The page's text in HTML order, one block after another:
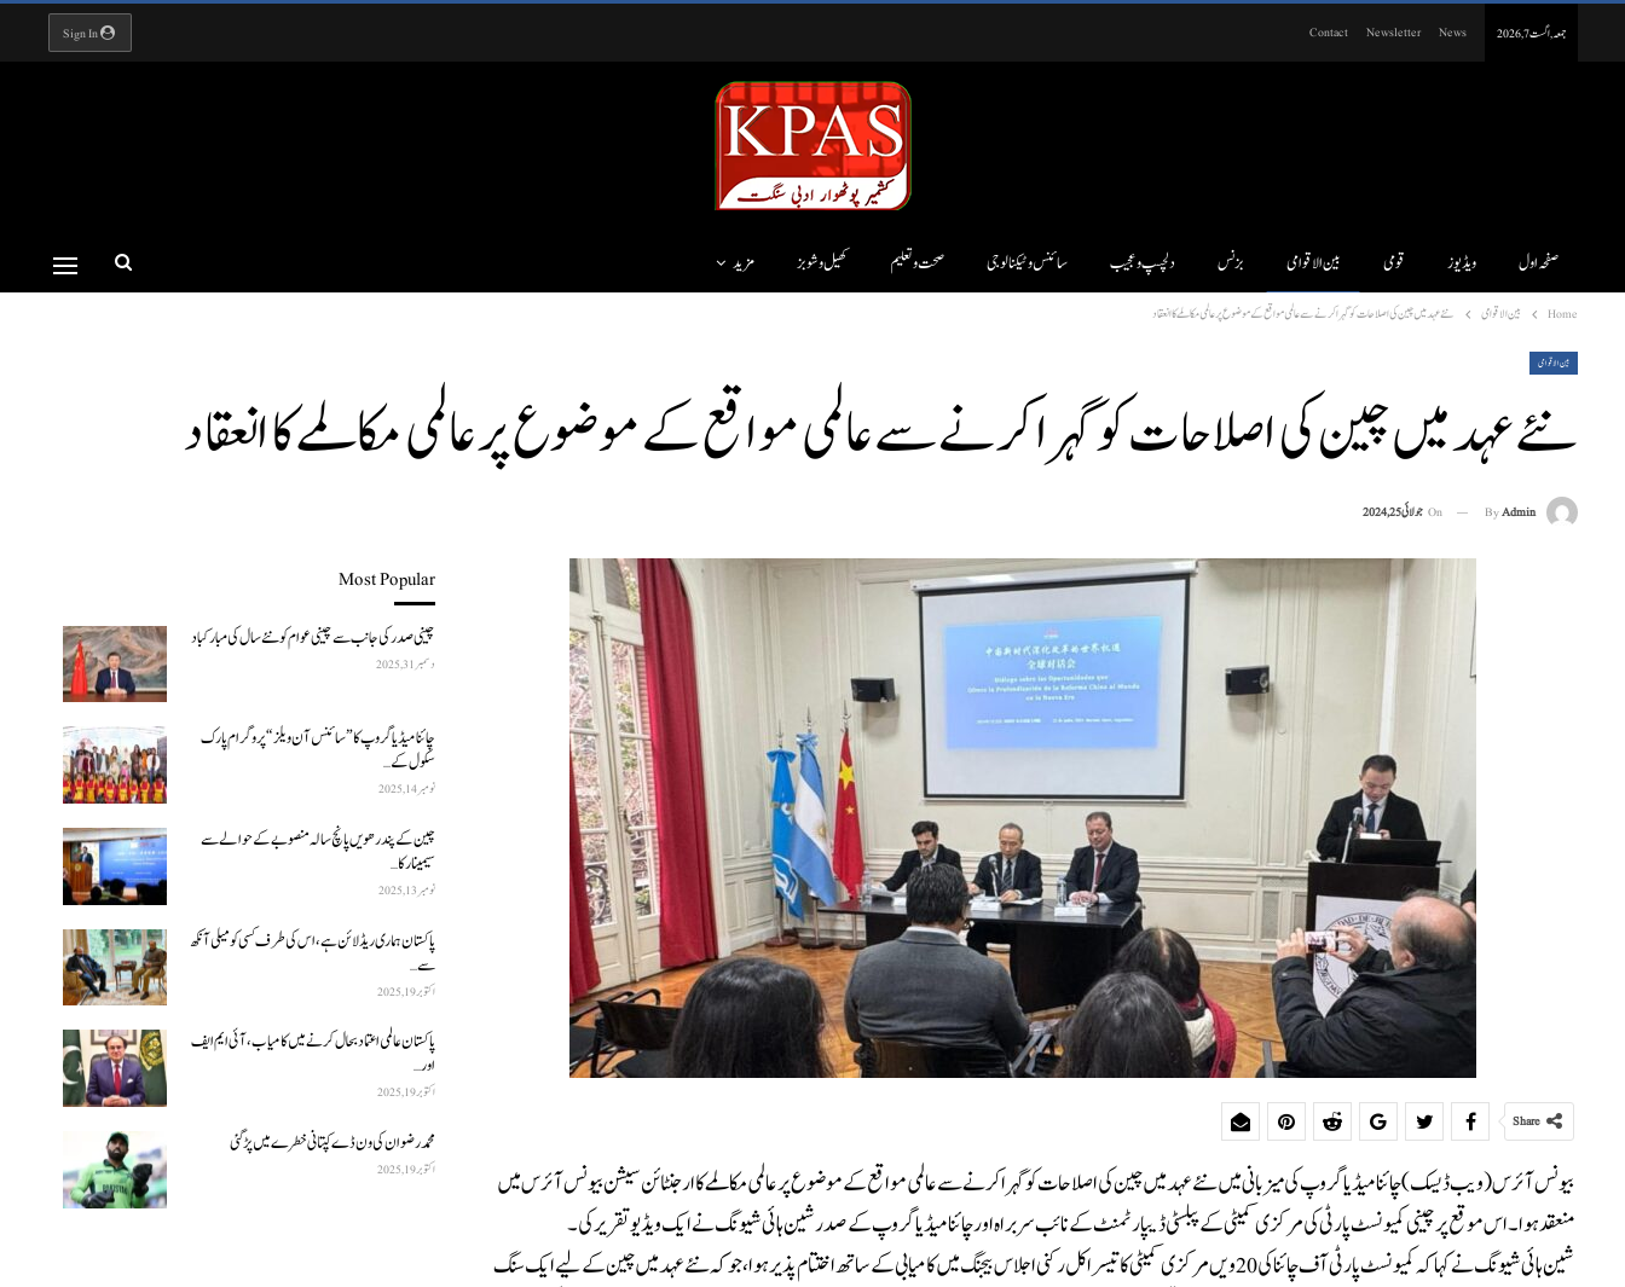
Sign In جمعہ, اگست 7, 2026 News
Newsletter
Contact
صفحہ اول ویڈیوز قومی بین الاقوامی بزنس دلچسپ و عجیب سائنس وٹیکنالوجی صحت و تعلیم کھیل و شوبز مزید
Home بین الاقوامی نئے عہد میں چین کی اصلاحات کو گہرا کرنے سے عالمی مواقع کے موضوع پر عالمی مکالمے کا انعقاد
بین الاقوامی
نئے عہد میں چین کی اصلاحات کو گہرا کرنے سے عالمی مواقع کے موضوع پر عالمی مکالمے کا انعقاد
ByAdmin
On جولائی 25, 2024
Share
بیونس آئرس (ویب ڈیسک) چائنا میڈیا گروپ کی میزبانی میں نئے عہد میں چین کی اصلاحات کو گہرا کرنے سے عالمی مواقع کے موضوع پر عالمی مکالمے کا ارجنٹائن سیشن بیونس آئرس میں
منعقد ہوا۔ اس موقع پر چینی کمیونسٹ پارٹی کی مرکزی کمیٹی کے پبلسٹی ڈیپارٹمنٹ کے نائب سربراہ اور چائنا میڈیا گروپ کےصدر شین ہائی شیونگ نے ایک ویڈیو تقریر کی۔
شین ہائی شیونگ نے کہا کہ کمیونسٹ پارٹی آف چائنا کی 20ویں مرکزی کمیٹی کا تیسرا کل رکنی اجلاس بیجنگ میں کامیابی کے ساتھ اختتام پذیر ہوا ، جو کہ نئے عہد میں چین کے لیے ایک سنگ
Most Popular
چینی صدر کی جانب سے چینی عوام کو نئے سال کی مبارکباد
دسمبر 31, 2025
چائنا میڈیا گروپ کا ”سائنس آن ویلز“ پروگرام پارک
سکول کے…
نومبر 14, 2025
چین کے پندرھویں پانچ سالہ منصوبے کے حوالے سے
سیمینار کا…
نومبر 13, 2025
پاکستان ہماری ریڈ لائن ہے، اس کی طرف کسی کو میلی آنکھ
سے…
اکتوبر 19, 2025
پاکستان عالمی اعتماد بحال کرنے میں کامیاب، آئی ایم ایف
اور…
اکتوبر 19, 2025
محمد رضوان کی ون ڈے کپتانی خطرے میں پڑ گئی
اکتوبر 19, 2025